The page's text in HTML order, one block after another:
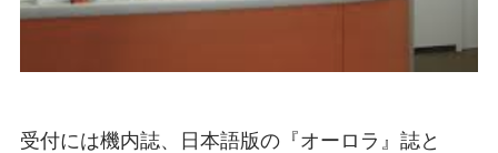
受付には機内誌、日本語版の『オーロラ』誌と